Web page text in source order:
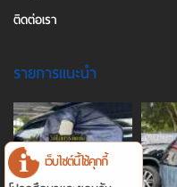
ติดต่อเรา
รายการแนะนำ
เว็บไซต์นี้ใช้คุกกี้